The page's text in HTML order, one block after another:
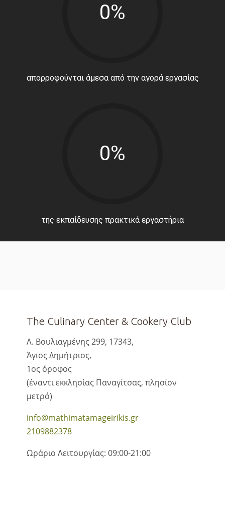
0%
απορροφούνται άμεσα από την αγορά εργασίας
0%
της εκπαίδευσης πρακτικά εργαστήρια
The Culinary Center & Cookery Club
Λ. Βουλιαγμένης 299, 17343,
Άγιος Δημήτριος,
1ος όροφος
(έναντι εκκλησίας Παναγίτσας, πλησίον
μετρό)
info@mathimatamageirikis.gr
2109882378
Ωράριο Λειτουργίας: 09:00-21:00